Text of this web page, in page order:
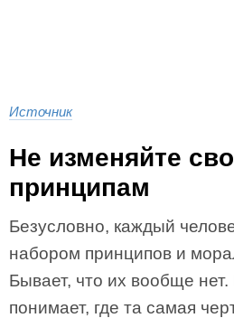
Источник
Не изменяйте
принципам
Безусловно, каждый
набором принципов и
Бывает, что их вообще
понимает, где та самая